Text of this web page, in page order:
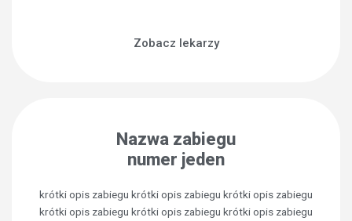
Zobacz lekarzy
Nazwa zabiegu
numer jeden
krótki opis zabiegu krótki opis zabiegu krótki opis zabiegu
krótki opis zabiegu krótki opis zabiegu krótki opis zabiegu